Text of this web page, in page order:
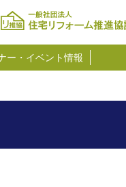
ー・イベント情報